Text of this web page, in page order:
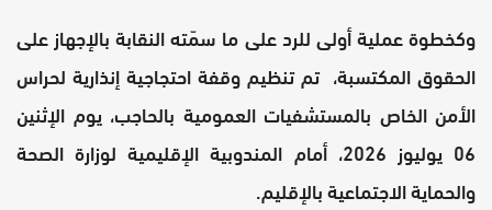
وكخطوة عملية أولى للرد على ما سمّته النقابة بالإجهاز على
الحقوق المكتسبة، تم تنظيم وقفة احتجاجية إنذارية لحراس
الأمن الخاص بالمستشفيات العمومية بالحاجب، يوم الإثنين
06 يوليوز 2026، أمام المندوبية الإقليمية لوزارة الصحة
والحماية الاجتماعية بالإقليم.